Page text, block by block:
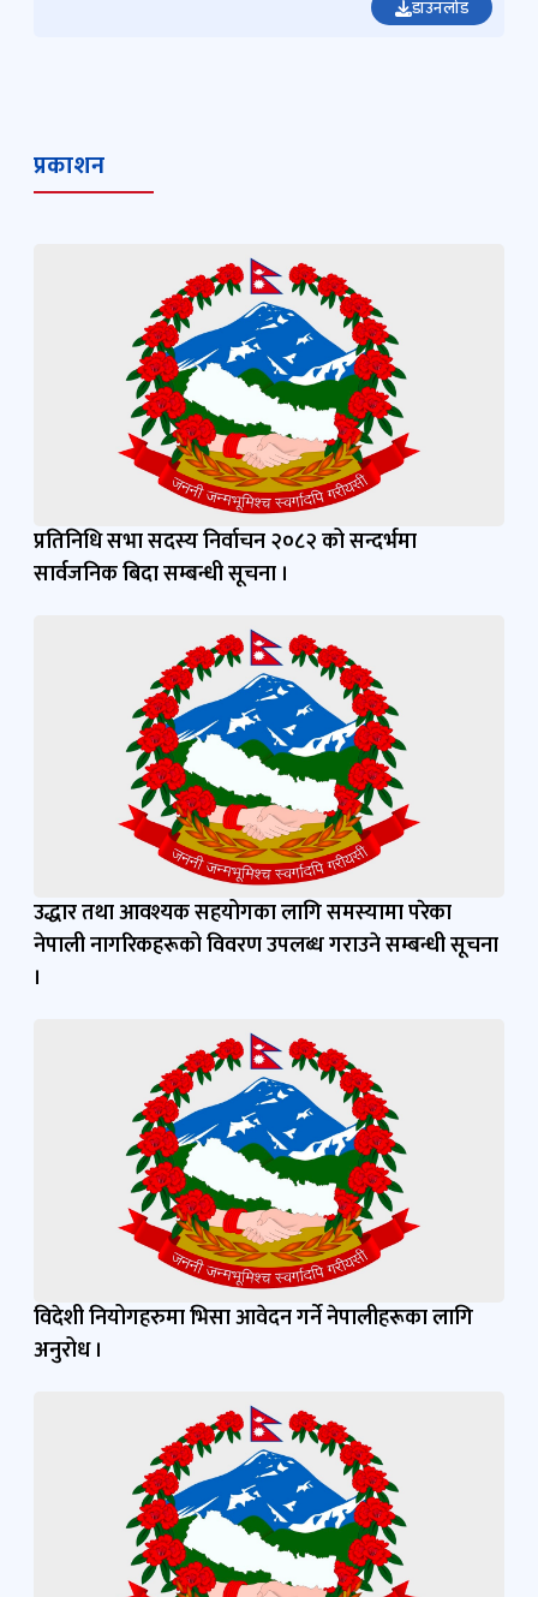
डाउनलोड
प्रकाशन
प्रतिनिधि सभा सदस्य निर्वाचन २०८२ को सन्दर्भमा
सार्वजनिक बिदा सम्बन्धी सूचना ।
उद्धार तथा आवश्यक सहयोगका लागि समस्यामा परेका
नेपाली नागरिकहरूको विवरण उपलब्ध गराउने सम्बन्धी सूचना
।
विदेशी नियोगहरुमा भिसा आवेदन गर्ने नेपालीहरूका लागि
अनुरोध ।